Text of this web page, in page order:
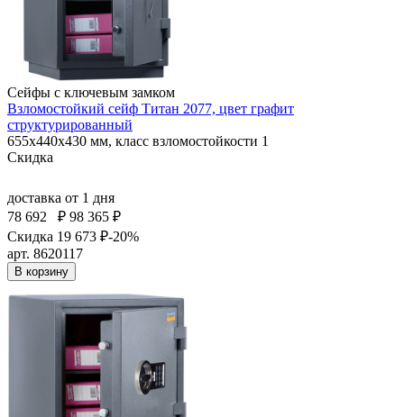
Сейфы с ключевым замком
Взломостойкий сейф Титан 2077, цвет графит
структурированный
655x440x430 мм, класс взломостойкости 1
Скидка
доставка от 1 дня
78 692
₽ 98 365 ₽
Скидка 19 673 ₽-20%
арт. 8620117
В корзину